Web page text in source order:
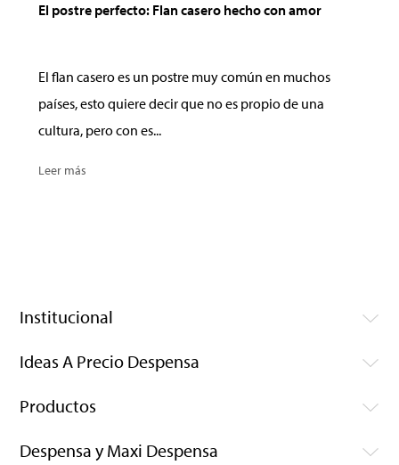
El postre perfecto: Flan casero hecho con amor
El flan casero es un postre muy común en muchos
países, esto quiere decir que no es propio de una
cultura, pero con es...
Leer más
Institucional
Ideas A Precio Despensa
Productos
Despensa y Maxi Despensa